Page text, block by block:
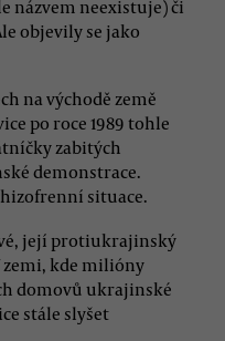
názvem neexistuje) či
objevily se jako
na východě země
po roce 1989 tohle
zabitých
demonstrace.
situace.
její protiukrajinský
zemi, kde milióny
domovů ukrajinské
stále slyšet